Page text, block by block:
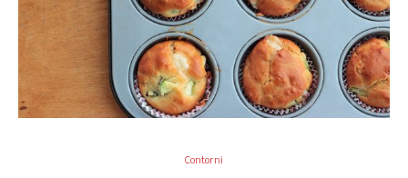
Contorni